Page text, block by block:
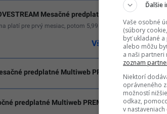
Mesačné predplatné Startitup
platí pre prvý mesiac, potom 5,99 € mesačne
Všetky mesačné
predplatné Multiweb PREMIUM 7,99€
predplatné Multiweb PREMIUM 65€
Ďalšie
Vaše osobné
(súbory
byť ukladané
alebo môžu
a naši partneri
zoznam
Niektorí
oprávneného
možností
odkaz,
v